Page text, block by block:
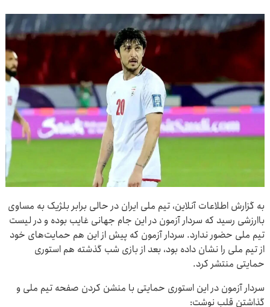
به گزارش اطلاعات آنلاین،‌ تیم ملی ایران در حالی برابر بلژیک به مساوی
باارزشی رسید که سردار آزمون در این جام جهانی غایب بوده و در لیست
تیم ملی حضور ندارد. سردار آزمون که پیش از این هم حمایت‌های خود
از تیم‌ ملی را نشان داده بود، بعد از بازی شب گذشته هم استوری
حمایتی منتشر کرد.
سردار آزمون در این استوری حمایتی با منشن کردن صفحه تیم ملی و
گذاشتن قلب نوشت: